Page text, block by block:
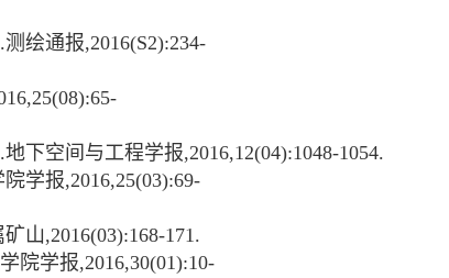
测绘通报,2016(S2):234-
地下空间与工程学报,2016,12(04):1048-1054.
院学报,2016,25(03):69-
矿山,2016(03):168-171.
院学报,2016,30(01):10-